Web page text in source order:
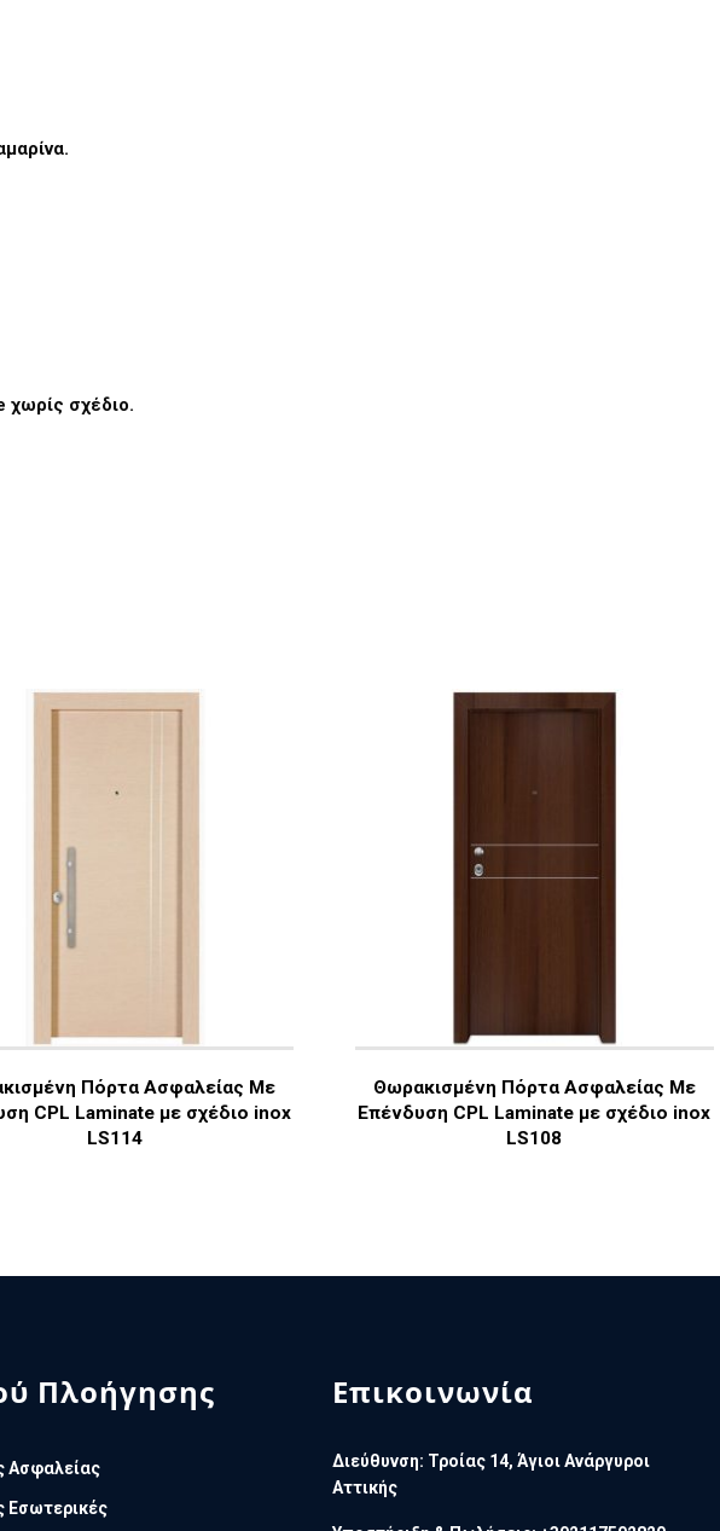
χωρίς σχέδιο.
Πόρτα Ασφαλείας Με
CPL Laminate με σχέδιο inox
LS114
Θωρακισμένη Πόρτα Ασφαλείας Με
Επένδυση CPL Laminate με σχέδιο inox
LS108
Πλοήγησης
Ασφαλείας
Εσωτερικές
Επικοινωνία
Διεύθυνση: Τροίας 14, Άγιοι Ανάργυροι
Αττικής